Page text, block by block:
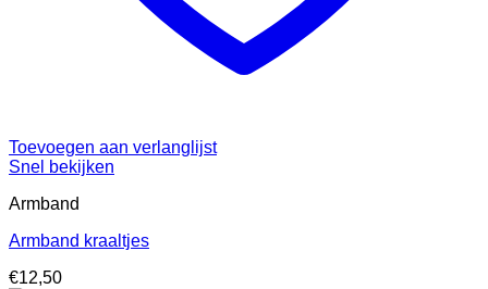
Toevoegen aan verlanglijst
Snel bekijken
Armband
Armband kraaltjes
€12,50